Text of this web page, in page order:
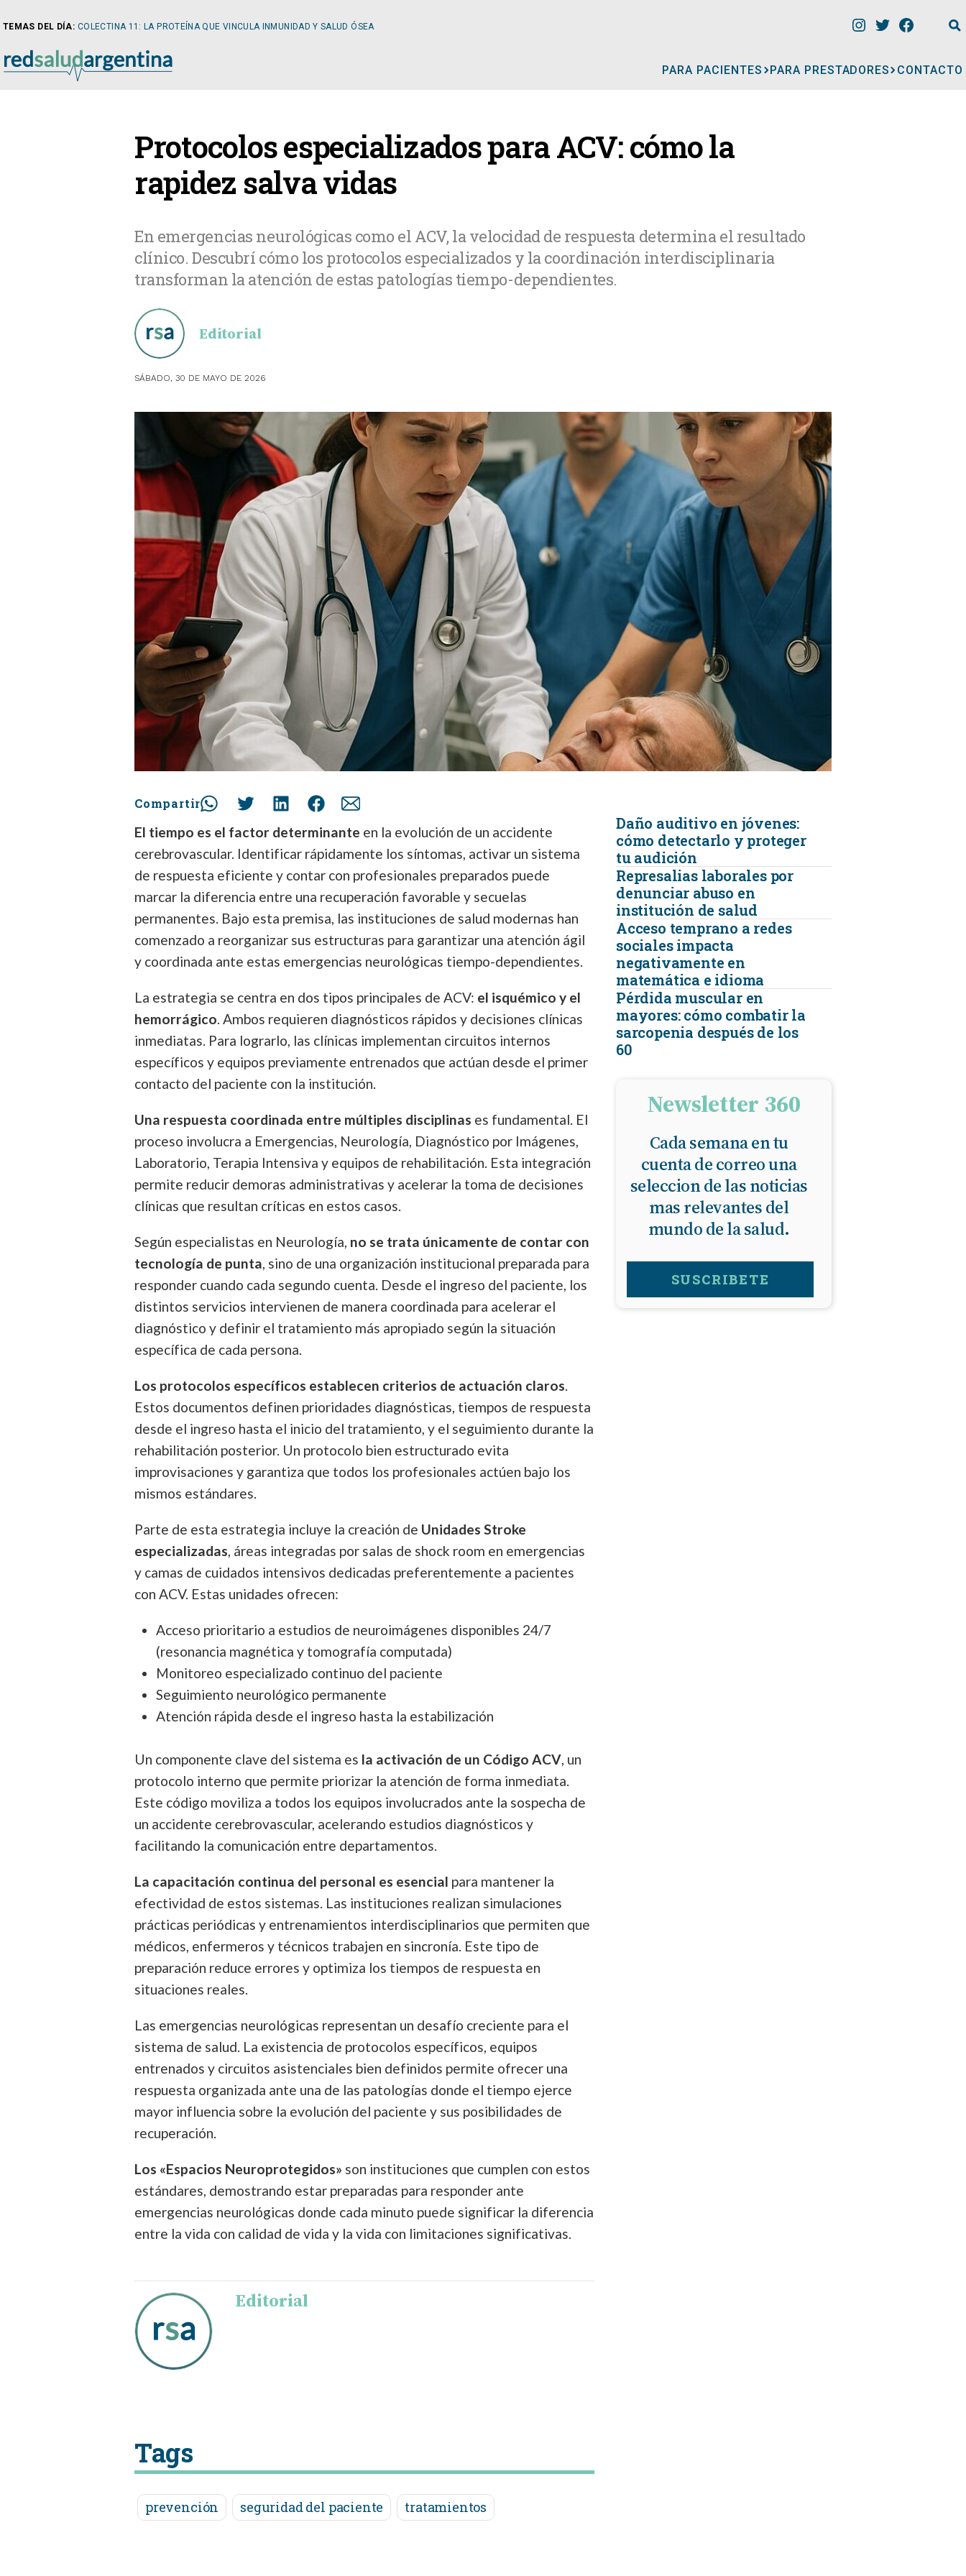
TEMAS DEL DÍA: COLECTINA 11: LA PROTEÍNA QUE VINCULA INMUNIDAD Y SALUD ÓSEA
PARA PACIENTES
CARDIOLOGÍA
DIABETOLOGÍA GASTROENTEROLOGÍA MÉDICOS
IMAGENES MEDICAS
OBRAS SOCIALES
LABORATORIOS
ORTOPEDIAS
ÓPTICAS
KINESIOLOGÍA
SERVICIOS DE AMBULANCIAS
PARA PRESTADORES CONTACTO
Protocolos especializados para ACV: cómo la
rapidez salva vidas
En emergencias neurológicas como el ACV, la velocidad de respuesta determina el resultado
clínico. Descubrí cómo los protocolos especializados y la coordinación interdisciplinaria
transforman la atención de estas patologías tiempo-dependientes.
Editorial
SÁBADO, 30 DE MAYO DE 2026
Compartir
El tiempo es el factor determinante en la evolución de un accidente
cerebrovascular. Identificar rápidamente los síntomas, activar un sistema
de respuesta eficiente y contar con profesionales preparados puede
marcar la diferencia entre una recuperación favorable y secuelas
permanentes. Bajo esta premisa, las instituciones de salud modernas han
comenzado a reorganizar sus estructuras para garantizar una atención ágil
y coordinada ante estas emergencias neurológicas tiempo-dependientes.
La estrategia se centra en dos tipos principales de ACV: el isquémico y el
hemorrágico. Ambos requieren diagnósticos rápidos y decisiones clínicas
inmediatas. Para lograrlo, las clínicas implementan circuitos internos
específicos y equipos previamente entrenados que actúan desde el primer
contacto del paciente con la institución.
Una respuesta coordinada entre múltiples disciplinas es fundamental. El
proceso involucra a Emergencias, Neurología, Diagnóstico por Imágenes,
Laboratorio, Terapia Intensiva y equipos de rehabilitación. Esta integración
permite reducir demoras administrativas y acelerar la toma de decisiones
clínicas que resultan críticas en estos casos.
Según especialistas en Neurología, no se trata únicamente de contar con
tecnología de punta, sino de una organización institucional preparada para
responder cuando cada segundo cuenta. Desde el ingreso del paciente, los
distintos servicios intervienen de manera coordinada para acelerar el
diagnóstico y definir el tratamiento más apropiado según la situación
específica de cada persona.
Los protocolos específicos establecen criterios de actuación claros.
Estos documentos definen prioridades diagnósticas, tiempos de respuesta
desde el ingreso hasta el inicio del tratamiento, y el seguimiento durante la
rehabilitación posterior. Un protocolo bien estructurado evita
improvisaciones y garantiza que todos los profesionales actúen bajo los
mismos estándares.
Parte de esta estrategia incluye la creación de Unidades Stroke
especializadas, áreas integradas por salas de shock room en emergencias
y camas de cuidados intensivos dedicadas preferentemente a pacientes
con ACV. Estas unidades ofrecen:
Acceso prioritario a estudios de neuroimágenes disponibles 24/7
(resonancia magnética y tomografía computada)
Monitoreo especializado continuo del paciente
Seguimiento neurológico permanente
Atención rápida desde el ingreso hasta la estabilización
Un componente clave del sistema es la activación de un Código ACV, un
protocolo interno que permite priorizar la atención de forma inmediata.
Este código moviliza a todos los equipos involucrados ante la sospecha de
un accidente cerebrovascular, acelerando estudios diagnósticos y
facilitando la comunicación entre departamentos.
La capacitación continua del personal es esencial para mantener la
efectividad de estos sistemas. Las instituciones realizan simulaciones
prácticas periódicas y entrenamientos interdisciplinarios que permiten que
médicos, enfermeros y técnicos trabajen en sincronía. Este tipo de
preparación reduce errores y optimiza los tiempos de respuesta en
situaciones reales.
Las emergencias neurológicas representan un desafío creciente para el
sistema de salud. La existencia de protocolos específicos, equipos
entrenados y circuitos asistenciales bien definidos permite ofrecer una
respuesta organizada ante una de las patologías donde el tiempo ejerce
mayor influencia sobre la evolución del paciente y sus posibilidades de
recuperación.
Los «Espacios Neuroprotegidos» son instituciones que cumplen con estos
estándares, demostrando estar preparadas para responder ante
emergencias neurológicas donde cada minuto puede significar la diferencia
entre la vida con calidad de vida y la vida con limitaciones significativas.
Editorial
Tags
prevención seguridad del paciente tratamientos
Daño auditivo en jóvenes:
cómo detectarlo y proteger
tu audición
Represalias laborales por
denunciar abuso en
institución de salud
Acceso temprano a redes
sociales impacta
negativamente en
matemática e idioma
Pérdida muscular en
mayores: cómo combatir la
sarcopenia después de los
60
Newsletter 360
Cada semana en tu
cuenta de correo una
seleccion de las noticias
mas relevantes del
mundo de la salud.
SUSCRIBETE